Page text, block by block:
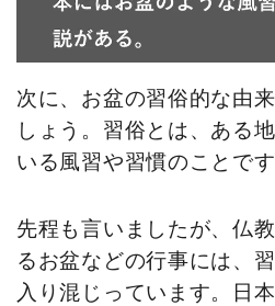
次に、お盆の習俗的な由
しょう。習俗とは、ある
いる風習や習慣のことです
先程も言いましたが、仏
るお盆などの行事には、
入り混じっています。日